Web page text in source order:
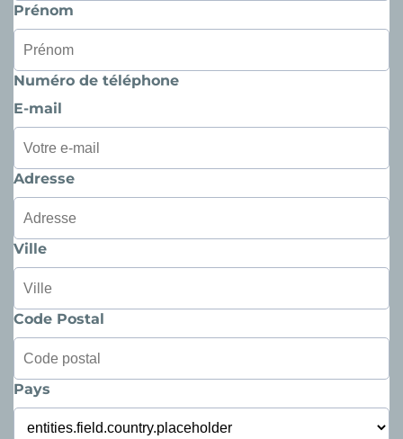
Prénom
Numéro de téléphone
E-mail
Adresse
Ville
Code Postal
Pays